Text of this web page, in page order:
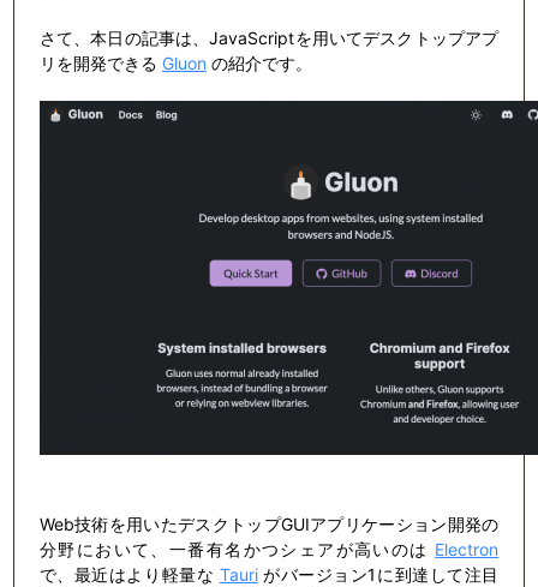
さて、本日の記事は、JavaScriptを用いてデスクトップアプ
リを開発できる Gluon の紹介です。
Web技術を用いたデスクトップGUIアプリケーション開発の
分野において、一番有名かつシェアが高いのは Electron
で、最近はより軽量な Tauriがバージョン1に到達して注目